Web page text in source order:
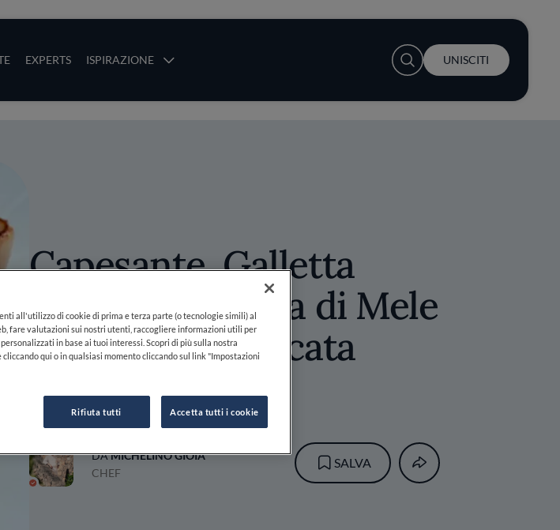
EXPERTS ISPIRAZIONE
User account menu
UNISCITI
Capesante, Galletta
Croccante, Salsa di Mele
e Patata Affumicata
DAMICHELINO GIOIA
CHEF
SALVA
all'utilizzo di cookie di prima e terza parte (o tecnologie simili) al
fare valutazioni sui nostri utenti, raccogliere informazioni utili per
in base ai tuoi interessi. Scopri di più sulla nostra
qui o in qualsiasi momento cliccando sul link "Impostazioni
Rifiuta tutti Accetta tutti i cookie